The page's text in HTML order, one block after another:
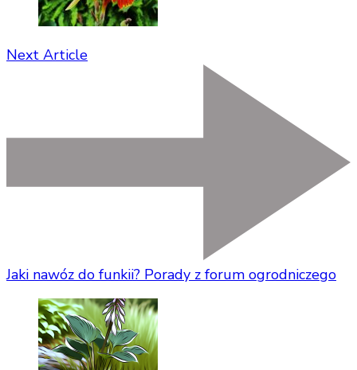
Next Article
Jaki nawóz do funkii? Porady z forum ogrodniczego